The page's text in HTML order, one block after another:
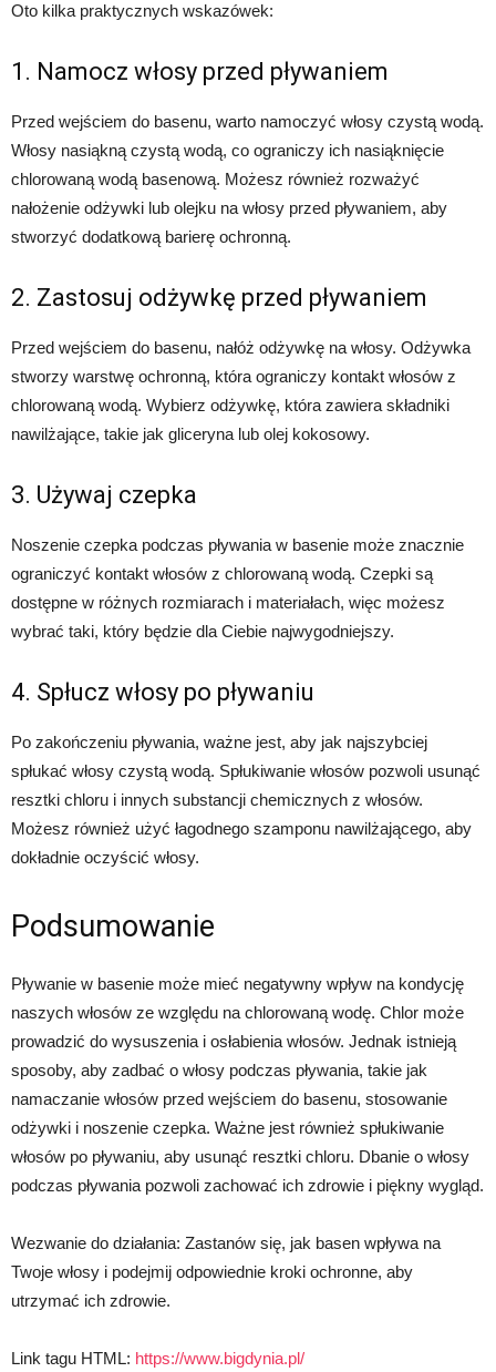
Oto kilka praktycznych wskazówek:
1. Namocz włosy przed pływaniem
Przed wejściem do basenu, warto namoczyć włosy czystą wodą.
Włosy nasiąkną czystą wodą, co ograniczy ich nasiąknięcie
chlorowaną wodą basenową. Możesz również rozważyć
nałożenie odżywki lub olejku na włosy przed pływaniem, aby
stworzyć dodatkową barierę ochronną.
2. Zastosuj odżywkę przed pływaniem
Przed wejściem do basenu, nałóż odżywkę na włosy. Odżywka
stworzy warstwę ochronną, która ograniczy kontakt włosów z
chlorowaną wodą. Wybierz odżywkę, która zawiera składniki
nawilżające, takie jak gliceryna lub olej kokosowy.
3. Używaj czepka
Noszenie czepka podczas pływania w basenie może znacznie
ograniczyć kontakt włosów z chlorowaną wodą. Czepki są
dostępne w różnych rozmiarach i materiałach, więc możesz
wybrać taki, który będzie dla Ciebie najwygodniejszy.
4. Spłucz włosy po pływaniu
Po zakończeniu pływania, ważne jest, aby jak najszybciej
spłukać włosy czystą wodą. Spłukiwanie włosów pozwoli usunąć
resztki chloru i innych substancji chemicznych z włosów.
Możesz również użyć łagodnego szamponu nawilżającego, aby
dokładnie oczyścić włosy.
Podsumowanie
Pływanie w basenie może mieć negatywny wpływ na kondycję
naszych włosów ze względu na chlorowaną wodę. Chlor może
prowadzić do wysuszenia i osłabienia włosów. Jednak istnieją
sposoby, aby zadbać o włosy podczas pływania, takie jak
namaczanie włosów przed wejściem do basenu, stosowanie
odżywki i noszenie czepka. Ważne jest również spłukiwanie
włosów po pływaniu, aby usunąć resztki chloru. Dbanie o włosy
podczas pływania pozwoli zachować ich zdrowie i piękny wygląd.
Wezwanie do działania: Zastanów się, jak basen wpływa na
Twoje włosy i podejmij odpowiednie kroki ochronne, aby
utrzymać ich zdrowie.
Link tagu HTML: https://www.bigdynia.pl/